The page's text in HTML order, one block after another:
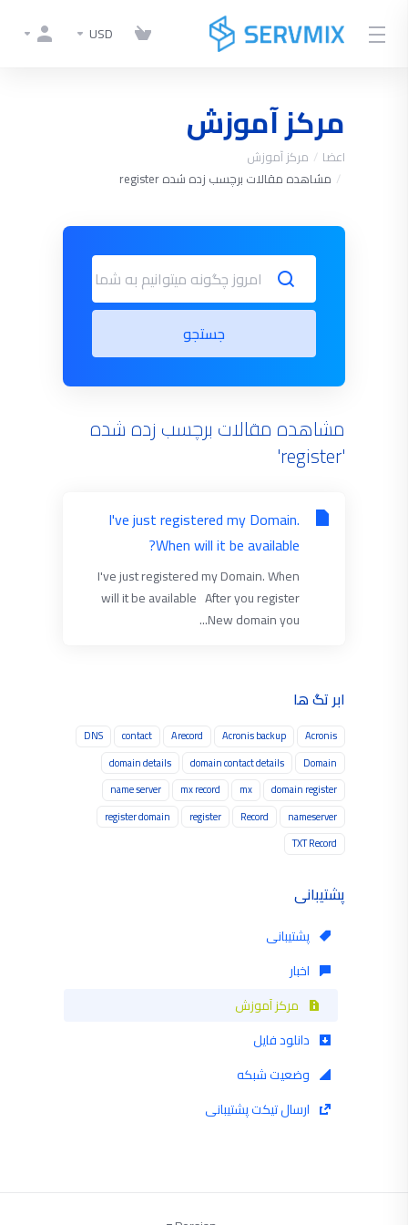
USD
مرکز آموزش
اعضا
مرکز آموزش
مشاهده مقالات برچسب زده شده register
ابر تگ ها
Acronis
Acronis backup
Arecord
contact
DNS
Domain
domain contact details
domain details
domain register
mx
mx record
name server
nameserver
Record
register
register domain
TXT Record
پشتیبانی
پشتیبانی
اخبار
مرکز آموزش
دانلود فایل
وضعیت شبکه
ارسال تیکت پشتیبانی
جستجو
مشاهده مقالات برچسب زده شده
'register'
I've just registered my Domain.
When will it be available?
I've just registered my Domain. When
will it be available After you register
New domain you...